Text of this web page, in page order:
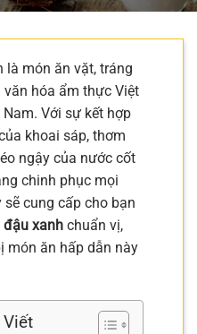
là món ăn vặt, tráng
hóa ẩm thực Việt
Với sự kết hợp
khoai sáp, thơm
ngậy của nước cốt
chinh phục mọi
cung cấp cho bạn
đậu xanh chuẩn vị,
món ăn hấp dẫn này
Viết